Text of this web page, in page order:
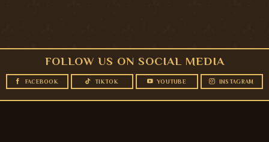
FOLLOW US ON SOCIAL MEDIA
FACEBOOK TIKTOK YOUTUBE INSTAGRAM